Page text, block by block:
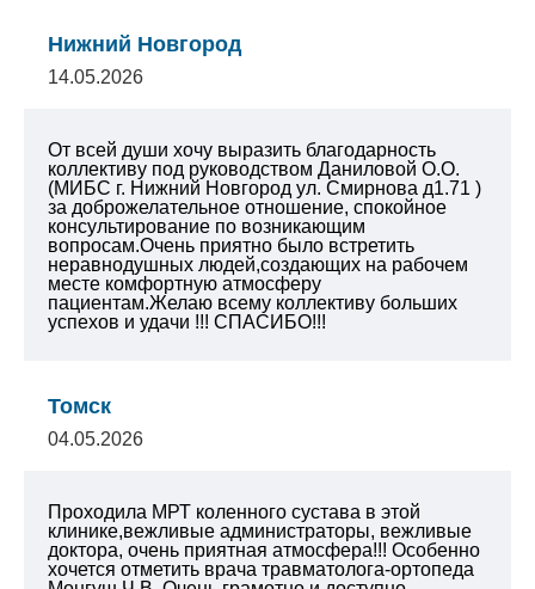
Нижний Новгород
14.05.2026
От всей души хочу выразить благодарность
коллективу под руководством Даниловой О.О.
(МИБС г. Нижний Новгород ул. Смирнова д1.71 )
за доброжелательное отношение, спокойное
консультирование по возникающим
вопросам.Очень приятно было встретить
неравнодушных людей,создающих на рабочем
месте комфортную атмосферу
пациентам.Желаю всему коллективу больших
успехов и удачи !!! СПАСИБО!!!
Томск
04.05.2026
Проходила МРТ коленного сустава в этой
клинике,вежливые администраторы, вежливые
доктора, очень приятная атмосфера!!! Особенно
хочется отметить врача травматолога-ортопеда